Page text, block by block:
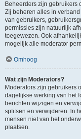
Beheerders zijn gebruikers
Zij beheren alles in
van gebruikers,
permissies zijn natuurlijk
toegewezen. Ook
mogelijk alle moderator
Omhoog
Wat zijn Moderators?
Moderators zijn gebruikers
dagelijkse werking van het
berichten wijzigen en
splitsen en verwijderen. In
mensen niet van het
plaatsen.